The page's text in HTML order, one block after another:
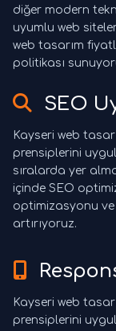
diğer modern
uyumlu web
web tasarım
politikası
SEO
Kayseri web
prensiplerini
sıralarda yer
içinde SEO
optimizasyonu
artırıyoruz.
Kayseri web
prensiplerini